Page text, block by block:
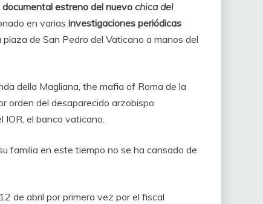
documental estreno del nuevo chica del
en varias investigaciones periódicas
de San Pedro del Vaticano a manos del
della Magliana, the mafia of Roma de la
orden del desaparecido arzobispo
IOR, el banco vaticano.
familia en este tiempo no se ha cansado de
de abril por primera vez por el fiscal